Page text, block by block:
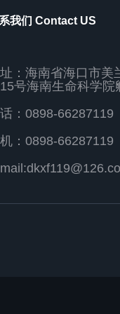
我们 Contact US
：海南省海口市美
号海南生命科学院
：0898-66287119
：0898-66287119